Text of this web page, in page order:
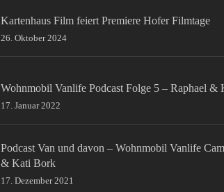
Kartenhaus Film feiert Premiere Hofer Filmtage
26. Oktober 2024
Wohnmobil Vanlife Podcast Folge 5 – Raphael &
17. Januar 2022
Podcast Van und davon – Wohnmobil Vanlife
& Kati Bork
17. Dezember 2021